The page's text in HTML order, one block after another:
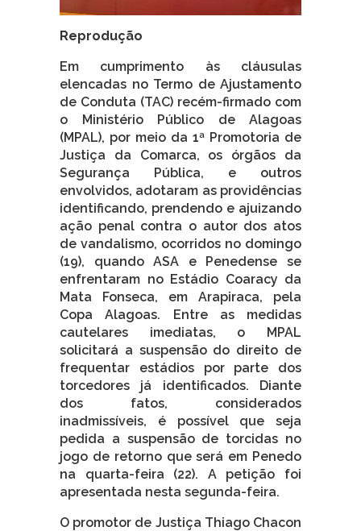
Reprodução
Em cumprimento às cláusulas
elencadas no Termo de Ajustamento
de Conduta (TAC) recém-firmado com
o Ministério Público de Alagoas
(MPAL), por meio da 1ª Promotoria de
Justiça da Comarca, os órgãos da
Segurança Pública, e outros
envolvidos, adotaram as providências
identificando, prendendo e ajuizando
ação penal contra o autor dos atos
de vandalismo, ocorridos no domingo
(19), quando ASA e Penedense se
enfrentaram no Estádio Coaracy da
Mata Fonseca, em Arapiraca, pela
Copa Alagoas. Entre as medidas
cautelares imediatas, o MPAL
solicitará a suspensão do direito de
frequentar estádios por parte dos
torcedores já identificados. Diante
dos fatos, considerados
inadmissíveis, é possível que seja
pedida a suspensão de torcidas no
jogo de retorno que será em Penedo
na quarta-feira (22). A petição foi
apresentada nesta segunda-feira.
O promotor de Justiça Thiago Chacon